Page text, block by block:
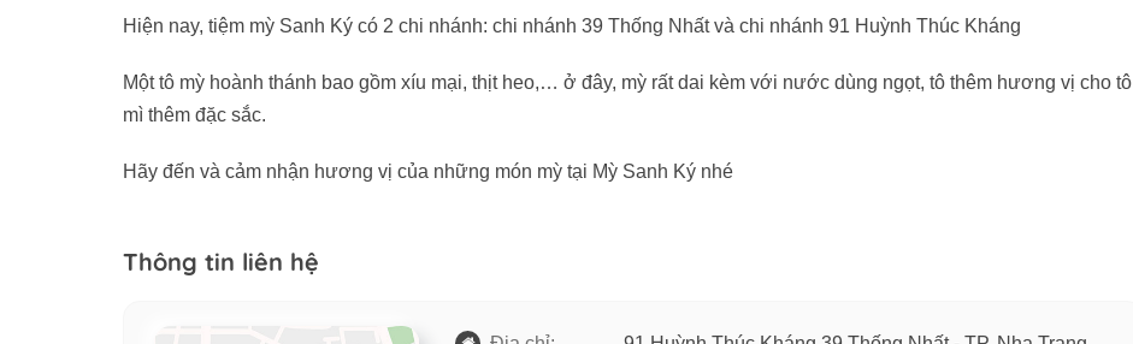
Hiện nay, tiệm mỳ Sanh Ký có 2 chi nhánh: chi nhánh 39 Thống Nhất và chi nhánh 91 Huỳnh Thúc Kháng
Một tô mỳ hoành thánh bao gồm xíu mại, thịt heo,… ở đây, mỳ rất dai kèm với nước dùng ngọt, tô thêm hương vị cho tô
mì thêm đặc sắc.
Hãy đến và cảm nhận hương vị của những món mỳ tại Mỳ Sanh Ký nhé
Thông tin liên hệ